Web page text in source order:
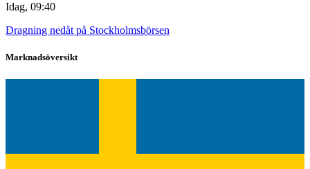
Idag, 09:40
Dragning nedåt på Stockholmsbörsen
Marknadsöversikt